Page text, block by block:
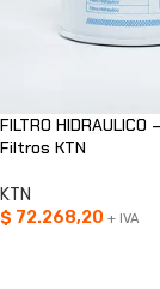
FILTRO HIDRAULICO
Filtros KTN
KTN
$ 72.268,20 + IVA